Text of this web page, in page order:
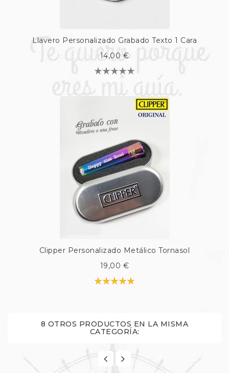
Llavero Personalizado Grabado Texto 1 Cara
14,00 €
Clipper Personalizado Metálico Tornasol
19,00 €
8 OTROS PRODUCTOS EN LA MISMA
CATEGORÍA: